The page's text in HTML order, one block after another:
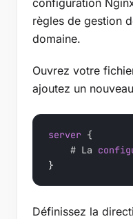
configuration
règles de gestion
domaine.
Ouvrez votre
ajoutez un
server {
    # La
}
Définissez la